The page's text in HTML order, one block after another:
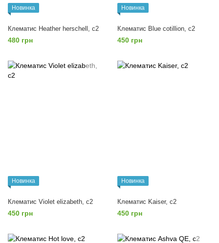
Новинка
Клематис Heather herschell, с2
480 грн
Новинка
Клематис Blue cotillion, с2
450 грн
Новинка
Клематис Violet elizabeth, с2
450 грн
Новинка
Клематис Kaiser, с2
450 грн